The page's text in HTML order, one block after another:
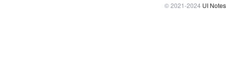
© 2021-2024 UI Notes